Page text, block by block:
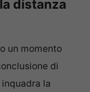
distanza
un momento
di
la